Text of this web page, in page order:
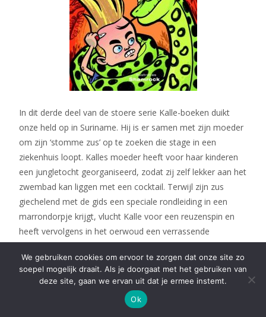
In dit derde deel van de stoere serie Kalle-boeken duikt
onze held op in Suriname. Hij is er samen met zijn moeder
om zijn ‘stomme zus’ op te zoeken die stage in een
ziekenhuis loopt. Kalles moeder heeft voor haar kinderen
een jungletocht georganiseerd, zodat zij zelf lekker aan het
zwembad kan liggen met een cocktail. Terwijl zijn zus
giechelend met de gids een speciale rondleiding in een
marrondorpje krijgt, vlucht Kalle voor een reuzenspin en
heeft vervolgens in het oerwoud een verrassende
ontmoeting met een oude bekende. En dat is niet de enige
oude bekende die opduikt…
We gebruiken cookies om ervoor te zorgen dat onze site zo
soepel mogelijk draait. Als je doorgaat met het gebruiken van
deze site, gaan we ervan uit dat je ermee instemt.
Ok